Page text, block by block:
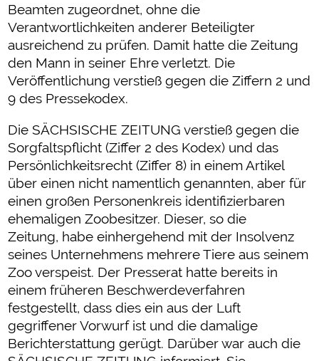
Beamten zugeordnet, ohne die
Verantwortlichkeiten anderer Beteiligter
ausreichend zu prüfen. Damit hatte die Zeitung
den Mann in seiner Ehre verletzt. Die
Veröffentlichung verstieß gegen die Ziffern 2 und
9 des Pressekodex.
Die SÄCHSISCHE ZEITUNG verstieß gegen die
Sorgfaltspflicht (Ziffer 2 des Kodex) und das
Persönlichkeitsrecht (Ziffer 8) in einem Artikel
über einen nicht namentlich genannten, aber für
einen großen Personenkreis identifizierbaren
ehemaligen Zoobesitzer. Dieser, so die
Zeitung, habe einhergehend mit der Insolvenz
seines Unternehmens mehrere Tiere aus seinem
Zoo verspeist. Der Presserat hatte bereits in
einem früheren Beschwerdeverfahren
festgestellt, dass dies ein aus der Luft
gegriffener Vorwurf ist und die damalige
Berichterstattung gerügt. Darüber war auch die